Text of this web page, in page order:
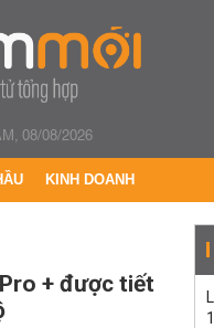
08/08/2026
KINH DOANH
+ được tiết